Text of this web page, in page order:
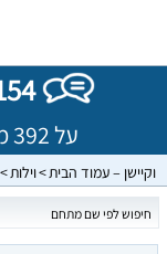
16154
על 392 מקומות אירוח שונים בישראל
וקיישן – עמוד הבית וילות